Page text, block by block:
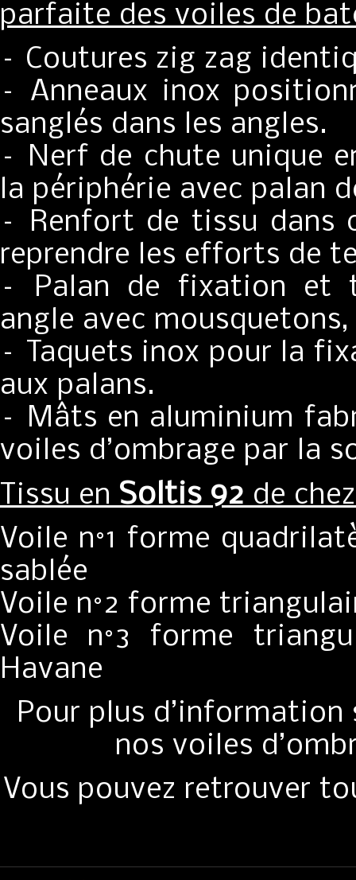
parfaite des voiles de
– Coutures zig zag
– Anneaux inox
sanglés dans les angles.
– Nerf de chute unique
la périphérie avec palan
– Renfort de tissu dans
reprendre les efforts de
– Palan de fixation et
angle avec
– Taquets inox pour la
aux palans.
– Mâts en aluminium
voiles d’ombrage par la
Tissu en Soltis 92 de
Voile n°1 forme
sablée
Voile n°2 forme
Voile n°3 forme
Havane
Pour plus d’information
nos voiles
Vous pouvez retrouver